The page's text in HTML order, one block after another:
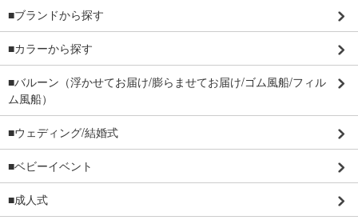
■ブランドから探す
■カラーから探す
■バルーン（浮かせてお届け/膨らませてお届け/ゴム風船/フィル
ム風船）
■ウェディング/結婚式
■ベビーイベント
■成人式